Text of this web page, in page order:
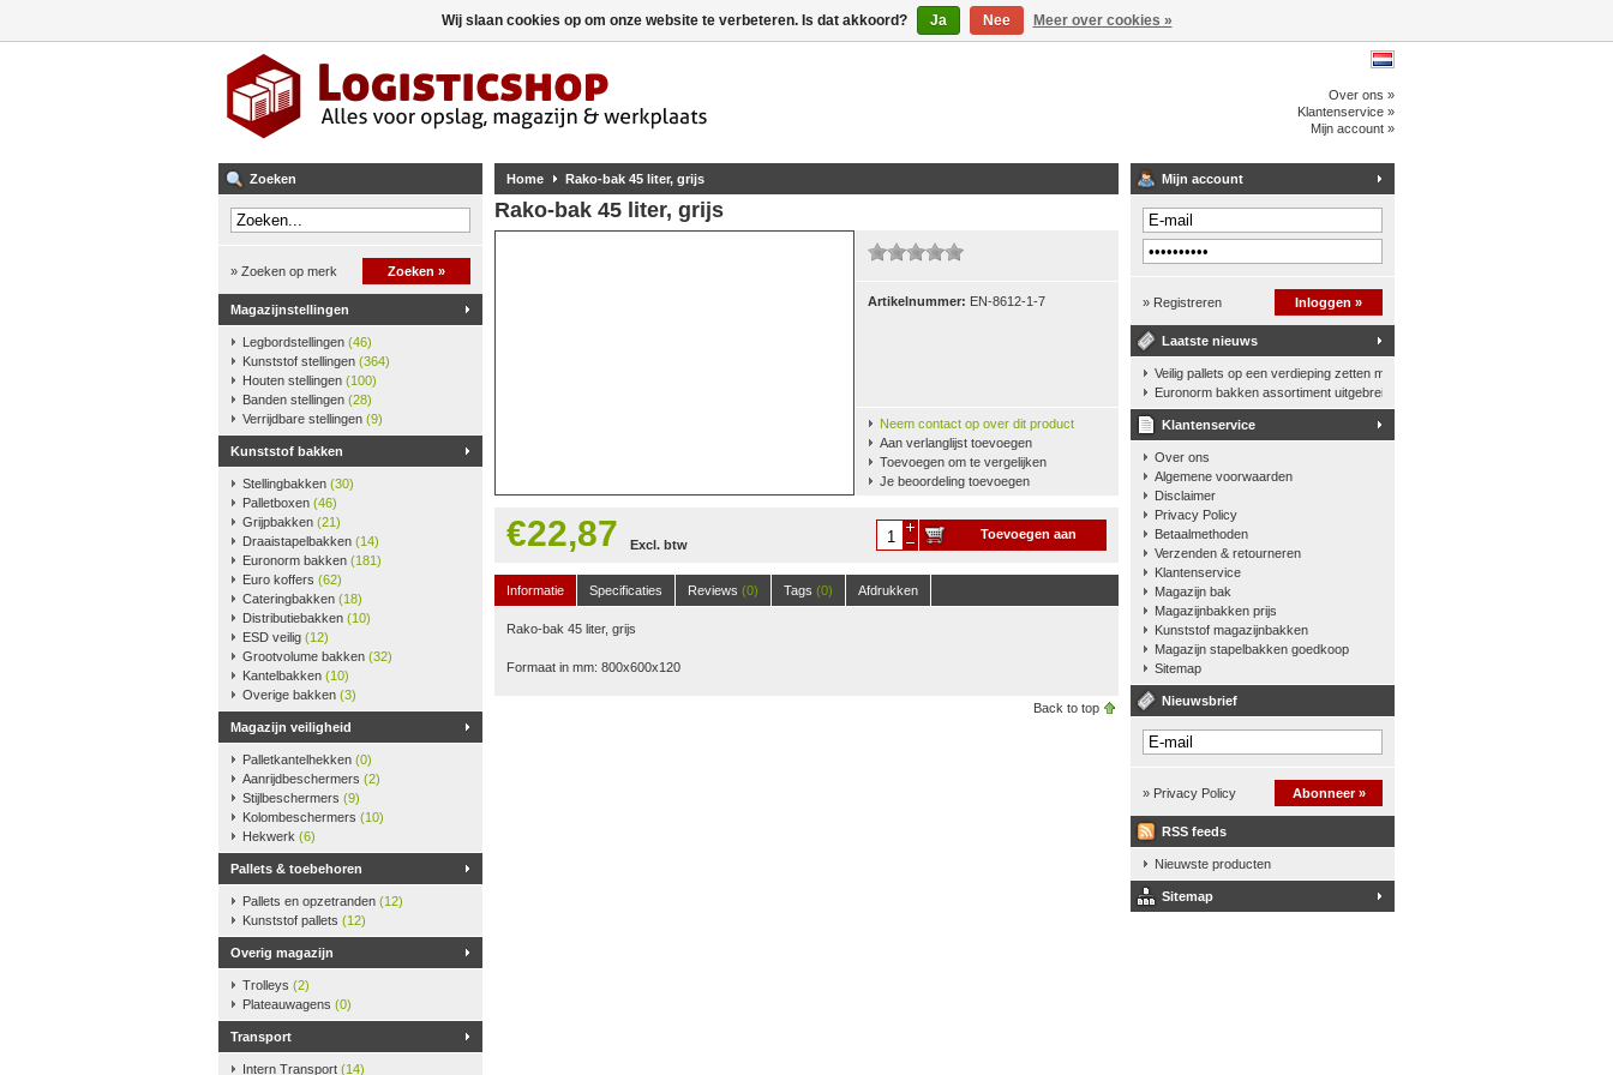
Over ons »
Klantenservice »
Mijn account »
Zoeken
» Zoeken op merk Zoeken »
Magazijnstellingen
Legbordstellingen (46)
Kunststof stellingen (364)
Houten stellingen (100)
Banden stellingen (28)
Verrijdbare stellingen (9)
Kunststof bakken
Stellingbakken (30)
Palletboxen (46)
Grijpbakken (21)
Draaistapelbakken (14)
Euronorm bakken (181)
Euro koffers (62)
Cateringbakken (18)
Distributiebakken (10)
ESD veilig (12)
Grootvolume bakken (32)
Kantelbakken (10)
Overige bakken (3)
Magazijn veiligheid
Palletkantelhekken (0)
Aanrijdbeschermers (2)
Stijlbeschermers (9)
Kolombeschermers (10)
Hekwerk (6)
Pallets & toebehoren
Pallets en opzetranden (12)
Kunststof pallets (12)
Overig magazijn
Trolleys (2)
Plateauwagens (0)
Transport
Intern Transport (14)
Home Rako-bak 45 liter, grijs
Rako-bak 45 liter, grijs
Artikelnummer: EN-8612-1-7
Neem contact op over dit product
Aan verlanglijst toevoegen
Toevoegen om te vergelijken
Je beoordeling toevoegen
€22,87 Excl. btw
Toevoegen aan
Informatie
Specificaties Reviews (0) Tags (0) Afdrukken
Rako-bak 45 liter, grijs
Formaat in mm: 800x600x120
Back to top
Mijn account
» Registreren Inloggen »
Laatste nieuws
Veilig pallets op een verdieping zetten met een palletkantelhek
Euronorm bakken assortiment uitgebreid
Klantenservice
Over ons
Algemene voorwaarden
Disclaimer
Privacy Policy
Betaalmethoden
Verzenden & retourneren
Klantenservice
Magazijn bak
Magazijnbakken prijs
Kunststof magazijnbakken
Magazijn stapelbakken goedkoop
Sitemap
Nieuwsbrief
» Privacy Policy Abonneer »
RSS feeds
Nieuwste producten
Sitemap
Wij slaan cookies op om onze website te verbeteren. Is dat akkoord? Ja Nee Meer over cookies »